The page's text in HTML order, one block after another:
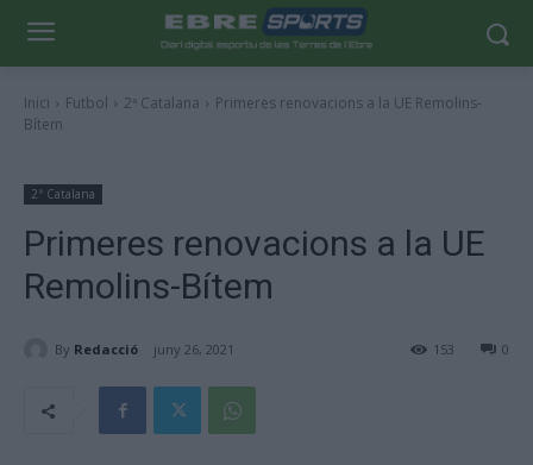
Inici Futbol 2ª Catalana
Primeres renovacions a la UE Remolins-
Bítem
2ª Catalana
Primeres renovacions a la UE
Remolins-Bítem
By Redacció juny 26, 2021 0
153